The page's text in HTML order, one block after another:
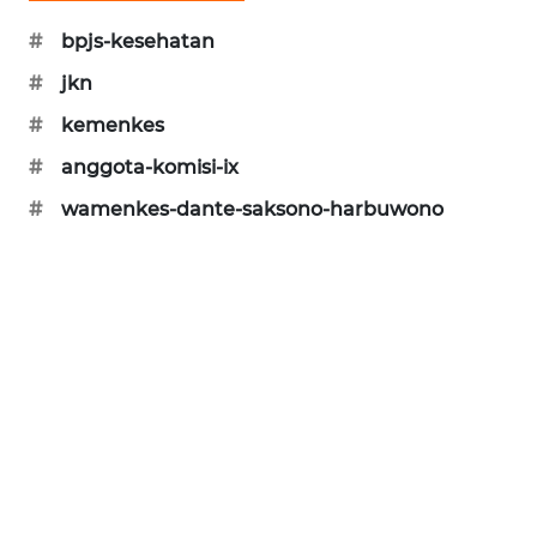
#
bpjs-kesehatan
#
jkn
#
kemenkes
#
anggota-komisi-ix
#
wamenkes-dante-saksono-harbuwono
KONSUMEN
FORWAMKI
ALPERKLINAS